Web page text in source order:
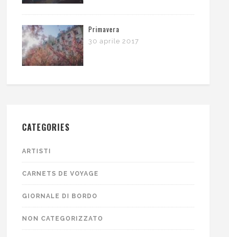
Primavera
30 aprile 2017
CATEGORIES
ARTISTI
CARNETS DE VOYAGE
GIORNALE DI BORDO
NON CATEGORIZZATO